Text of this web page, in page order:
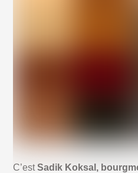
C’estSadik Koksal,